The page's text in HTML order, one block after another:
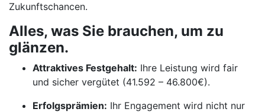
Zukunftschancen.
Alles, was Sie brauchen, um zu
glänzen.
Attraktives Festgehalt: Ihre Leistung wird fair
und sicher vergütet (41.592 – 46.800€).
Erfolgsprämien: Ihr Engagement wird nicht nur